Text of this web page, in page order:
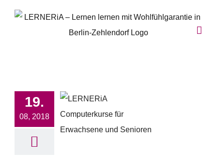
19.
08, 2018